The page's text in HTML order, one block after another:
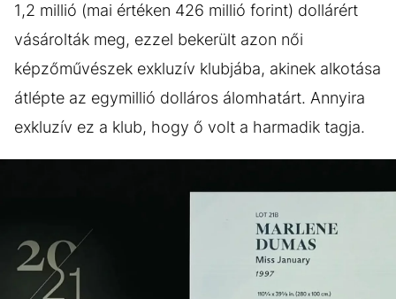
1,2 millió (mai értéken 426 millió forint) dollárért
vásárolták meg, ezzel bekerült azon női
képzőművészek exkluzív klubjába, akinek alkotása
átlépte az egymillió dolláros álomhatárt. Annyira
exkluzív ez a klub, hogy ő volt a harmadik tagja.